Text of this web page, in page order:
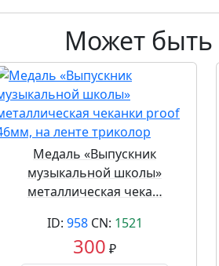
Может быть
Медаль «Выпускник
музыкальной школы»
металлическая чека…
ID: 958CN: 1521
300 ₽